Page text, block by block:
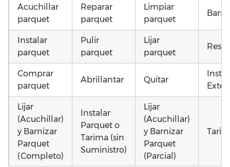
Acuchillar
parquet
Reparar
parquet
Limpiar
parquet
Instalar
parquet
Pulir
parquet
Lijar
parquet
Comprar
parquet
Abrillantar Quitar
Lijar
(Acuchillar)
y Barnizar
Parquet
(Completo)
Instalar
Parquet o
Tarima (sin
Suministro)
Lijar
(Acuchillar)
y Barnizar
Parquet
(Parcial)